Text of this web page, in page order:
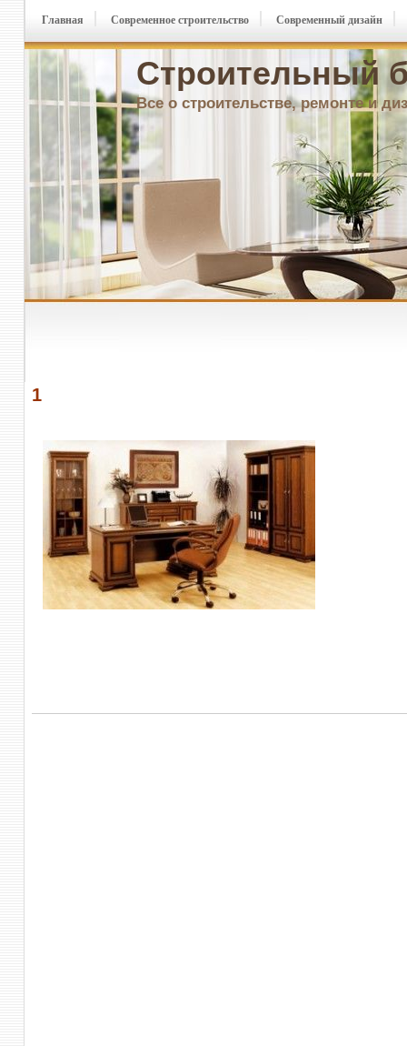
Строительный
Все о строительстве, ремонте и
Главная Современное строительство Современный дизайн
1